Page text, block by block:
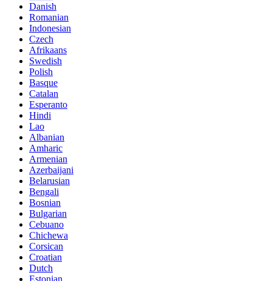
Danish
Romanian
Indonesian
Czech
Afrikaans
Swedish
Polish
Basque
Catalan
Esperanto
Hindi
Lao
Albanian
Amharic
Armenian
Azerbaijani
Belarusian
Bengali
Bosnian
Bulgarian
Cebuano
Chichewa
Corsican
Croatian
Dutch
Estonian